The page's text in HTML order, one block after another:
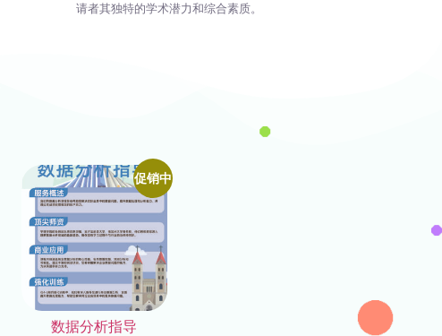
请者其独特的学术潜力和综合素质。
促销中
数据分析指导